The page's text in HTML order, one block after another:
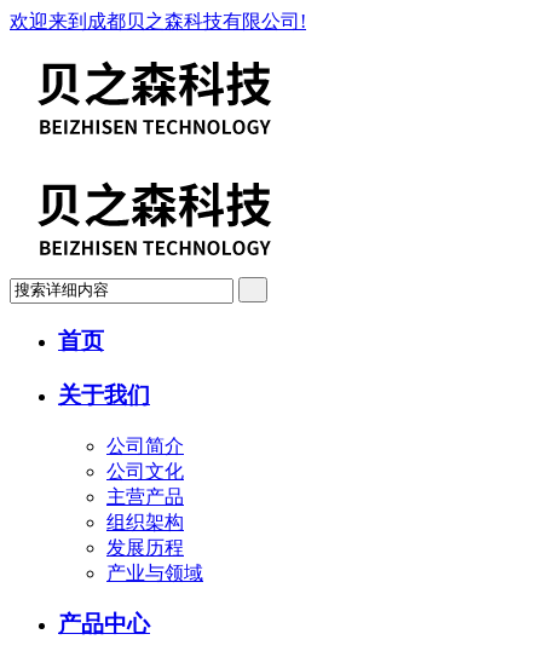
欢迎来到成都贝之森科技有限公司!
首页
关于我们
公司简介
公司文化
主营产品
组织架构
发展历程
产业与领域
产品中心